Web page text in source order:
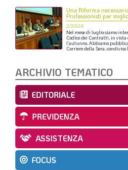
Una Riforma
Professionisti per
2/2024
Nel mesedi lugliosiamo
Codicedei Contratti,in vista
l’autunno.Abbiamo
Corrieredella Sera,condiviso
ARCHIVIO TEMATICO
EDITORIALE
PREVIDENZA
ASSISTENZA
FOCUS